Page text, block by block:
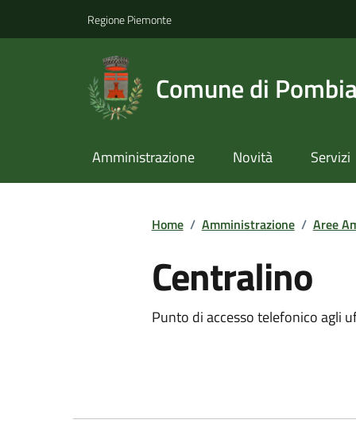
Regione Piemonte
Comune di
Amministrazione Novità Servizi
Home / Amministrazione / Aree
Centralino
Punto di accesso telefonico agli